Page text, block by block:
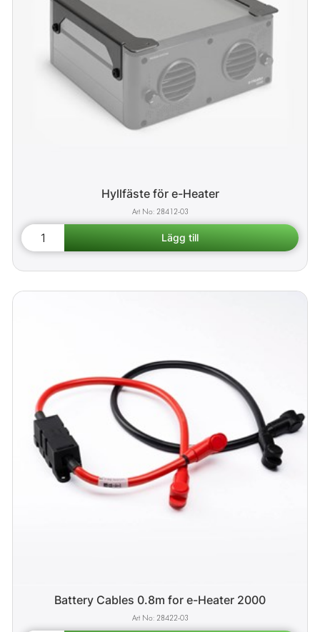
Hyllfäste för e-Heater
28412-03
Battery Cables 0.8m for e-Heater 2000
28422-03